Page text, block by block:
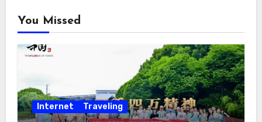
You Missed
Internet Traveling